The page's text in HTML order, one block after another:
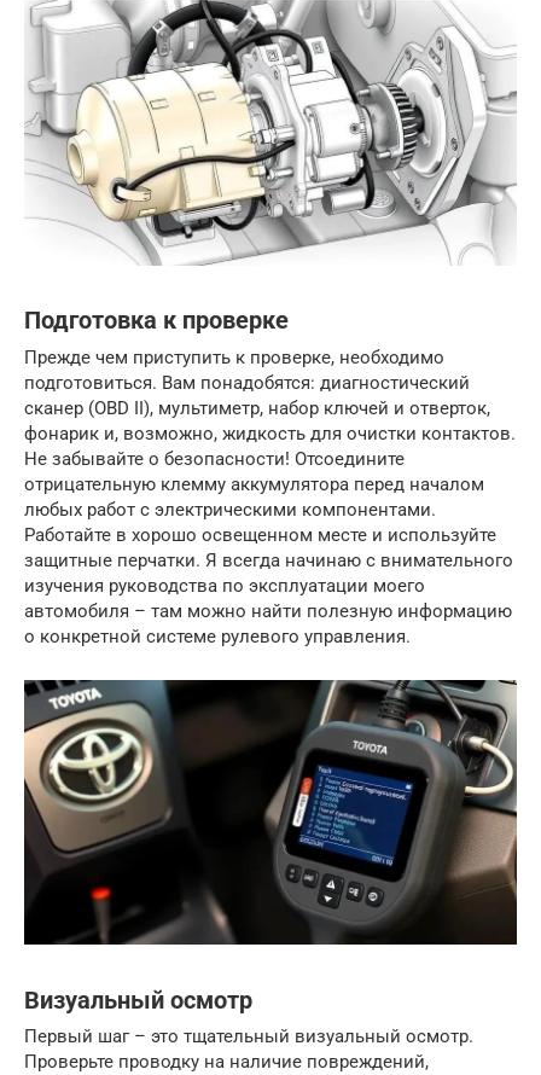
Подготовка к проверке
Прежде чем приступить к проверке, необходимо
подготовиться. Вам понадобятся: диагностический
сканер (OBD II), мультиметр, набор ключей и отверток,
фонарик и, возможно, жидкость для очистки контактов.
Не забывайте о безопасности! Отсоедините
отрицательную клемму аккумулятора перед началом
любых работ с электрическими компонентами.
Работайте в хорошо освещенном месте и используйте
защитные перчатки. Я всегда начинаю с внимательного
изучения руководства по эксплуатации моего
автомобиля – там можно найти полезную информацию
о конкретной системе рулевого управления.
Визуальный осмотр
Первый шаг – это тщательный визуальный осмотр.
Проверьте проводку на наличие повреждений,